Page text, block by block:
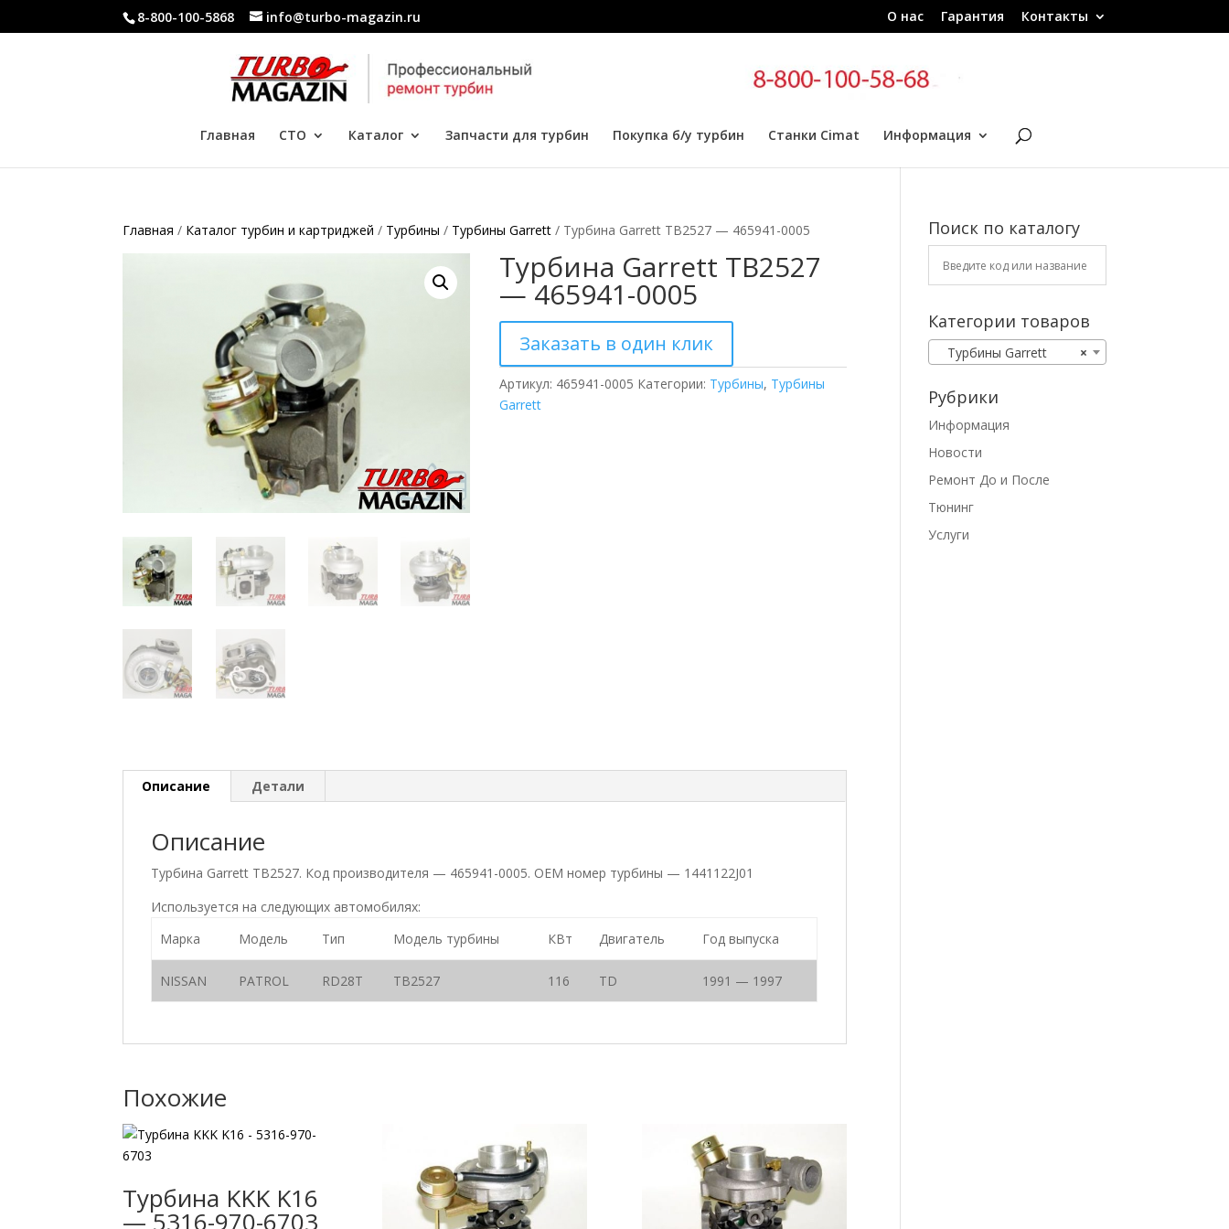
8-800-100-5868 info@turbo-magazin.ru О нас Гарантия Контакты
Главная СТО Каталог Запчасти для турбин Покупка б/у турбин Станки Cimat Информация
Главная / Каталог турбин и картриджей / Турбины / Турбины Garrett / Турбина Garrett TB2527 — 465941-0005
Турбина Garrett TB2527
— 465941-0005
Заказать в один клик
Артикул: 465941-0005 Категории: Турбины, Турбины
Garrett
Описание Детали
Описание
Турбина Garrett TB2527. Код производителя — 465941-0005. ОЕМ номер турбины — 1441122J01
Используется на следующих автомобилях:
Марка
Модель Тип Модель турбины КВт Двигатель Год выпуска
NISSAN PATROL RD28T TB2527 116 TD 1991 — 1997
Похожие
Турбина KKK K16
— 5316-970-6703
Поиск по каталогу
Категории товаров
×
Турбины Garrett
Рубрики
Информация
Новости
Ремонт До и После
Тюнинг
Услуги